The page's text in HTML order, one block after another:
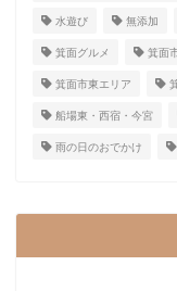
水遊び 無添加
箕面グルメ 箕面
箕面市東エリア
船場東・西宿・今宮
雨の日のおでかけ